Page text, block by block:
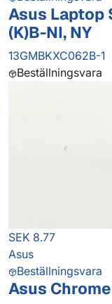
Asus Laptop
(K)B-NI, NY
13GMBKXC062B-1
Beställningsvara
SEK 8.77
Asus
Beställningsvara
Asus